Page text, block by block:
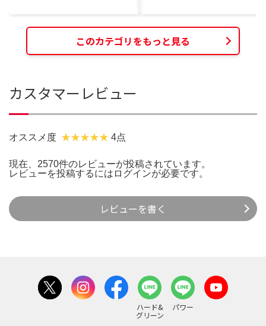
このカテゴリをもっと見る
カスタマーレビュー
オススメ度 4点
現在、2570件のレビューが投稿されています。
レビューを投稿するには ログインが必要です。
レビューを書く
ハード&
グリーン
パワー